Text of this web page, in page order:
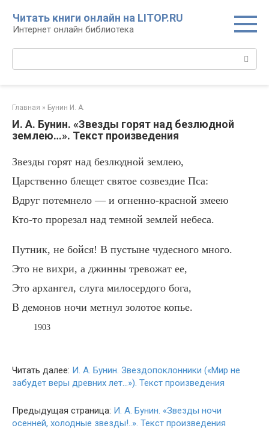
контенту
Читать книги онлайн на LITOP.RU
Интернет онлайн библиотека
Главная » Бунин И. А.
И. А. Бунин. «Звезды горят над безлюдной
землею…». Текст произведения
Звезды горят над безлюдной землею,
Царственно блещет святое созвездие Пса:
Вдруг потемнело — и огненно-красной змеею
Кто-то прорезал над темной землей небеса.
Путник, не бойся! В пустыне чудесного много.
Это не вихри, а джинны тревожат ее,
Это архангел, слуга милосердого бога,
В демонов ночи метнул золотое копье.
1903
Читать далее: И. А. Бунин. Звездопоклонники («Мир не
забудет веры древних лет…»). Текст произведения
Предыдущая страница: И. А. Бунин. «Звезды ночи
осенней, холодные звезды!..». Текст произведения